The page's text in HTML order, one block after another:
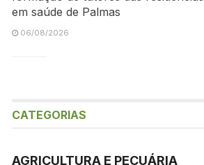
em saúde de Palmas
06/08/2026
CATEGORIAS
AGRICULTURA E PECUÁRIA